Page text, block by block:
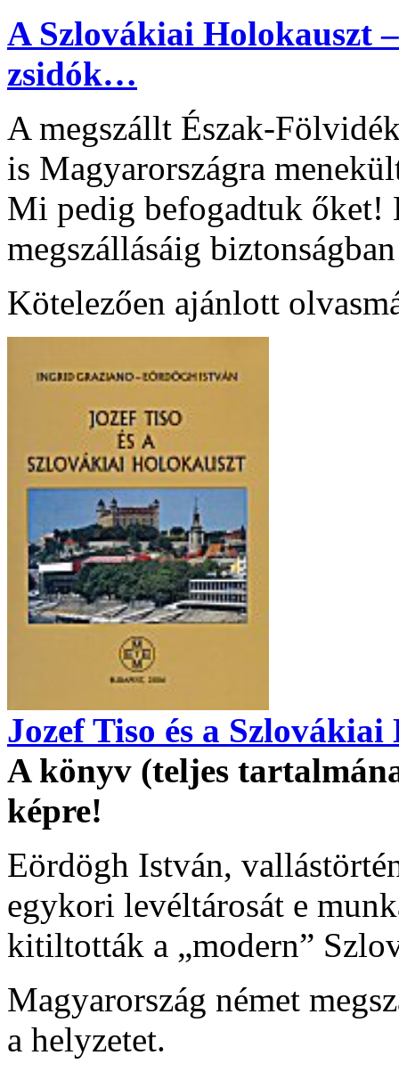
A Szlovákiai Holokauszt
zsidók…
A megszállt Észak-
is Magyarországra
Mi pedig befogadtuk őket!
megszállásáig
Kötelezően ajánlott
Jozef Tiso és a
A könyv (teljes
képre!
Eördögh István,
egykori levéltárosát e
kitiltották a „modern”
Magyarország német
a helyzetet.